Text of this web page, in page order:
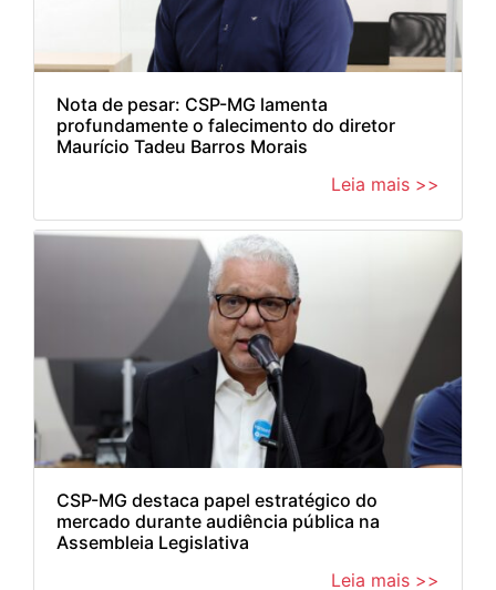
Nota de pesar: CSP-MG lamenta
profundamente o falecimento do diretor
Maurício Tadeu Barros Morais
Leia mais >>
CSP-MG destaca papel estratégico do
mercado durante audiência pública na
Assembleia Legislativa
Leia mais >>